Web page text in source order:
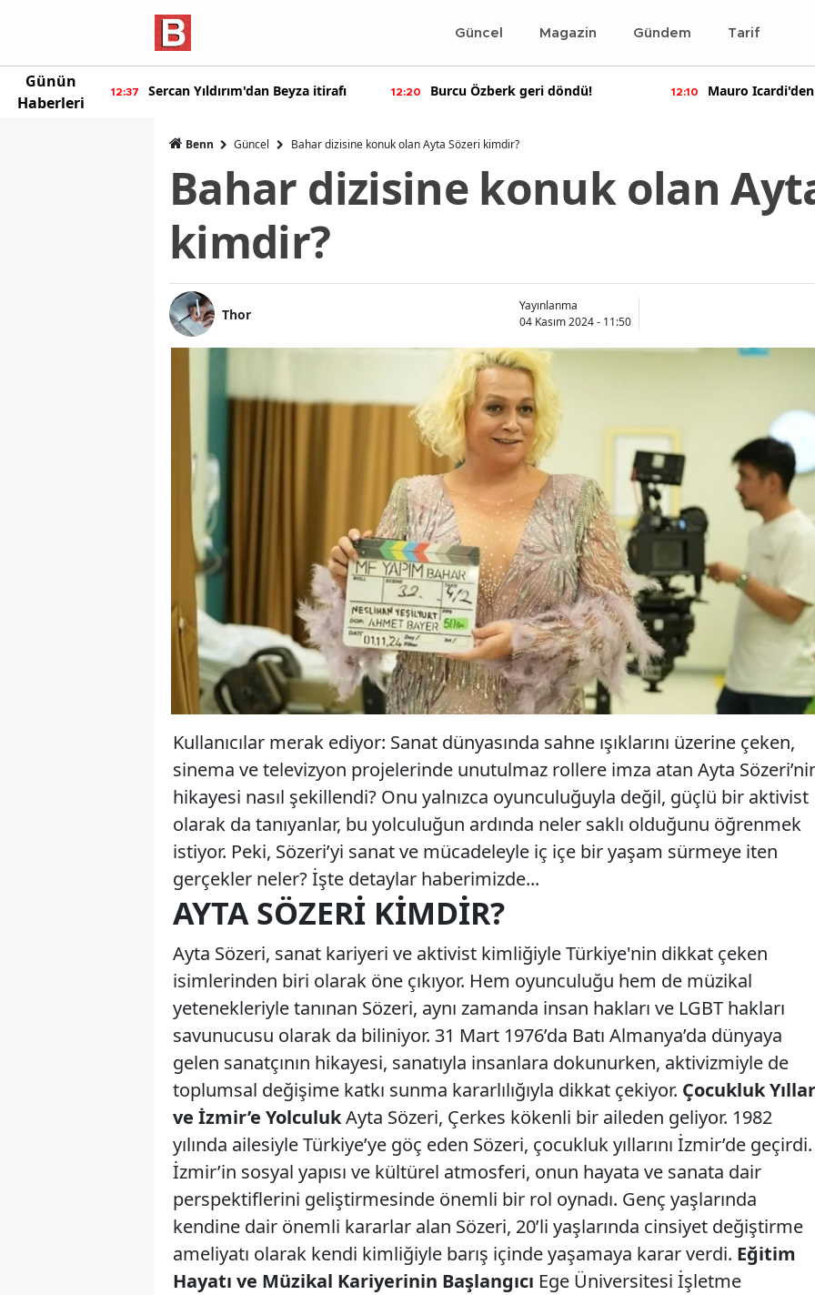
Güncel Magazin Gündem Tarif
Günün
Haberleri
Beyza itirafı 12:20 Burcu Özberk geri döndü! 12:10
Mauro Icardi'den olay yaratan
11:55
Bennu
Benn Güncel Bahar dizisine konuk olan Ayta Sözeri kimdir?
Bahar dizisine konuk olan
kimdir?
Thor
Yayınlanma
04 Kasım 2024 - 11:50
Kullanıcılar merak ediyor: Sanat dünyasında sahne ışıklarını üzerine çeken,
sinema ve televizyon projelerinde unutulmaz rollere imza atan Ayta
hikayesi nasıl şekillendi? Onu yalnızca oyunculuğuyla değil, güçlü bir aktivist
olarak da tanıyanlar, bu yolculuğun ardında neler saklı olduğunu öğrenmek
istiyor. Peki, Sözeri’yi sanat ve mücadeleyle iç içe bir yaşam sürmeye iten
gerçekler neler? İşte detaylar haberimizde...
AYTA SÖZERI KIMDIR?
Ayta Sözeri, sanat kariyeri ve aktivist kimliğiyle Türkiye'nin dikkat çeken
isimlerinden biri olarak öne çıkıyor. Hem oyunculuğu hem de müzikal
yetenekleriyle tanınan Sözeri, aynı zamanda insan hakları ve LGBT hakları
savunucusu olarak da biliniyor. 31 Mart 1976’da Batı Almanya’da dünyaya
gelen sanatçının hikayesi, sanatıyla insanlara dokunurken, aktivizmiyle de
toplumsal değişime katkı sunma kararlılığıyla dikkat çekiyor. Çocukluk
ve İzmir’e YolculukAyta Sözeri, Çerkes kökenli bir aileden geliyor. 1982
yılında ailesiyle Türkiye’ye göç eden Sözeri, çocukluk yıllarını İzmir’de geçirdi.
İzmir’in sosyal yapısı ve kültürel atmosferi, onun hayata ve sanata dair
perspektiflerini geliştirmesinde önemli bir rol oynadı. Genç yaşlarında
kendine dair önemli kararlar alan Sözeri, 20’li yaşlarında cinsiyet değiştirme
ameliyatı olarak kendi kimliğiyle barış içinde yaşamaya karar verdi. Eğitim
Hayatı ve Müzikal Kariyerinin Başlangıcı Ege Üniversitesi İşletme